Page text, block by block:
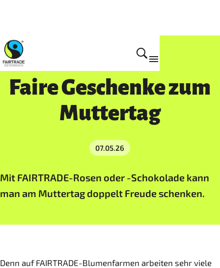
Aktuelles
Faire Geschenke zum
Muttertag
07.05.26
Mit FAIRTRADE-Rosen oder -Schokolade kann
man am Muttertag doppelt Freude schenken.
Denn auf FAIRTRADE-Blumenfarmen arbeiten sehr viele